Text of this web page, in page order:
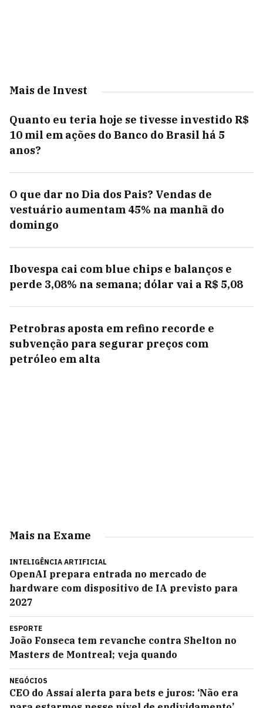
Mais de Invest
Quanto eu teria hoje se tivesse investido R$
10 mil em ações do Banco do Brasil há 5
anos?
O que dar no Dia dos Pais? Vendas de
vestuário aumentam 45% na manhã do
domingo
Ibovespa cai com blue chips e balanços e
perde 3,08% na semana; dólar vai a R$ 5,08
Petrobras aposta em refino recorde e
subvenção para segurar preços com
petróleo em alta
Mais na Exame
INTELIGÊNCIA ARTIFICIAL
OpenAI prepara entrada no mercado de
hardware com dispositivo de IA previsto para
2027
ESPORTE
João Fonseca tem revanche contra Shelton no
Masters de Montreal; veja quando
NEGÓCIOS
CEO do Assaí alerta para bets e juros: ‘Não era